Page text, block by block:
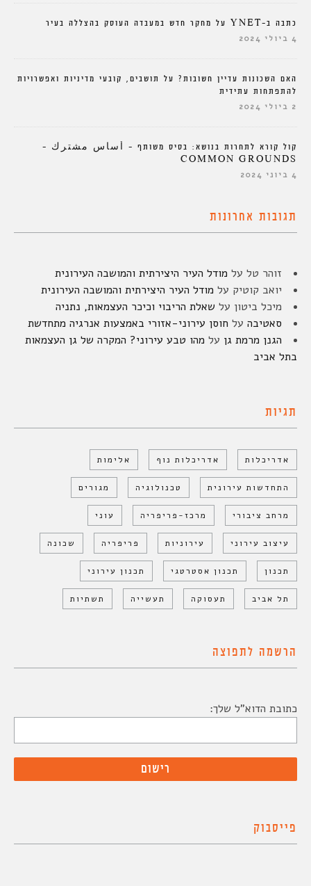
כתבה ב-YNET על מחקר חדש במעבדה העוסק בהצללה בעיר
4 ביולי 2024
האם השכונות עדיין חשובות? על תושבים, קובעי מדיניות ואפשרויות
להתפתחות עתידית
2 ביולי 2024
קול קורא לתחרות בנושא: בסיס משותף – أساس مشترك –
COMMON GROUNDS
4 ביוני 2024
תגובות אחרונות
זוהר טל על מודל העיר היצירתית והמושבה העירונית
יואב קוטיק על מודל העיר היצירתית והמושבה העירונית
מיכל ביטון על שאלת הריבוי וכיכר העצמאות, נתניה
סאטיבה על חוסן עירוני-אזורי באמצעות אנרגיה מתחדשת
הגנן מרמת גן על מהו טבע עירוני? המקרה של גן העצמאות
בתל אביב
תגיות
אדריכלות אדריכלות נוף אלימות
התחדשות עירונית טכנולוגיה מגורים
מרחב ציבורי מרכז-פריפריה עוני
עיצוב עירוני עירוניות פריפריה שכונה
תכנון תכנון אסטרטגי תכנון עירוני
תל אביב תעסוקה תעשייה תשתיות
הרשמה לתפוצה
כתובת הדוא"ל שלך:
פייסבוק